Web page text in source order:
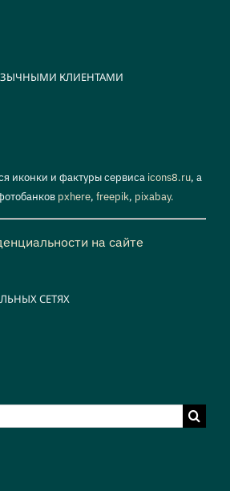
КЛИЕНТАМИ
иконки и фактуры сервиса icons8.ru, а
pxhere, freepik, pixabay.
на сайте
СЕТЯХ